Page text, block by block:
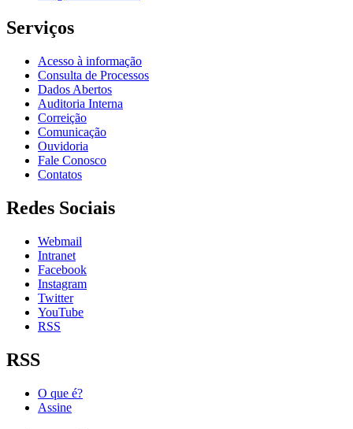
Serviços
Acesso à informação
Consulta de Processos
Dados Abertos
Auditoria Interna
Correição
Comunicação
Ouvidoria
Fale Conosco
Contatos
Redes Sociais
Webmail
Intranet
Facebook
Instagram
Twitter
YouTube
RSS
RSS
O que é?
Assine